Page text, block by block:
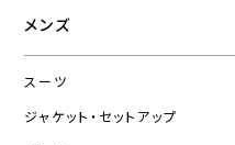
メンズ
スーツ
ジャケット・セットアップ